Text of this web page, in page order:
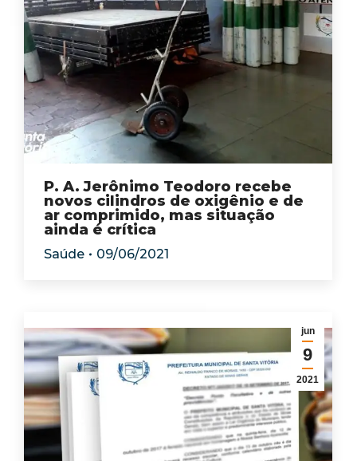
P. A. Jerônimo Teodoro recebe
novos cilindros de oxigênio e de
ar comprimido, mas situação
ainda é crítica
Saúde 09/06/2021
jun
9
2021